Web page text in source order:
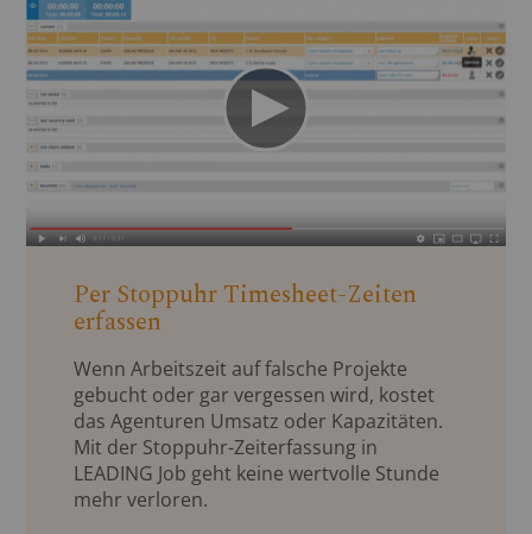
Per Stoppuhr Timesheet-Zeiten
erfassen
Wenn Arbeitszeit auf falsche Projekte
gebucht oder gar vergessen wird, kostet
das Agenturen Umsatz oder Kapazitäten.
Mit der Stoppuhr-Zeiterfassung in
LEADING Job geht keine wertvolle Stunde
mehr verloren.